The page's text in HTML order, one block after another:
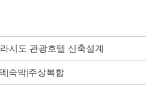
시도 관광호텔 신축설계
|숙박|주상복합